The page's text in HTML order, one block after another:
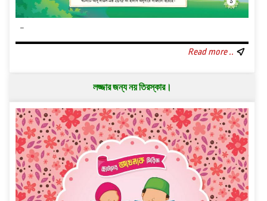
..
Read more ..
লজ্জার জন্য নয় তিরস্কার।